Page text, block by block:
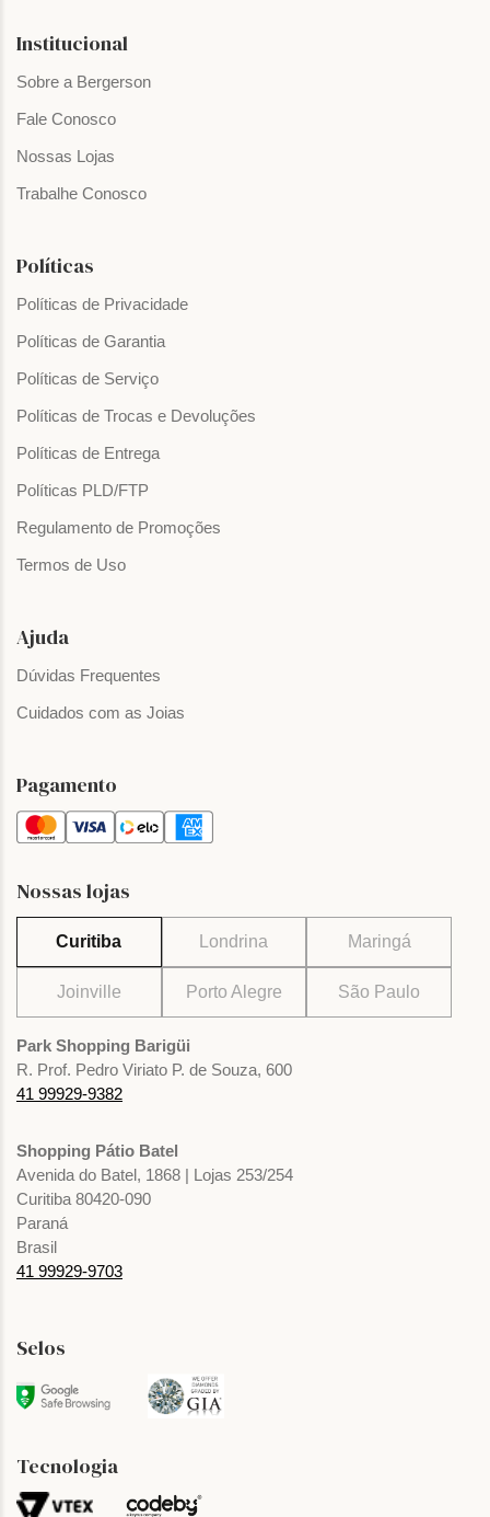
Institucional
Sobre a Bergerson
Fale Conosco
Nossas Lojas
Trabalhe Conosco
Políticas
Políticas de Privacidade
Políticas de Garantia
Políticas de Serviço
Políticas de Trocas e Devoluções
Políticas de Entrega
Políticas PLD/FTP
Regulamento de Promoções
Termos de Uso
Ajuda
Dúvidas Frequentes
Cuidados com as Joias
Pagamento
Nossas lojas
Curitiba Londrina Maringá
Joinville Porto Alegre São Paulo
Park Shopping Barigüi
R. Prof. Pedro Viriato P. de Souza, 600
41 99929-9382
Shopping Pátio Batel
Avenida do Batel, 1868 | Lojas 253/254
Curitiba 80420-090
Paraná
Brasil
41 99929-9703
Selos
Tecnologia